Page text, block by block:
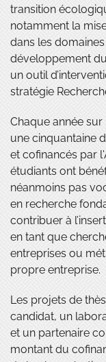
transition
notamment la
dans les
développement
un outil
stratégie
Chaque année
une cinquantaine
et cofinancés par
étudiants ont
néanmoins pas
en recherche
contribuer à
en tant que
entreprises ou
propre entreprise.
Les projets de
candidat, un
et un partenaire
montant du